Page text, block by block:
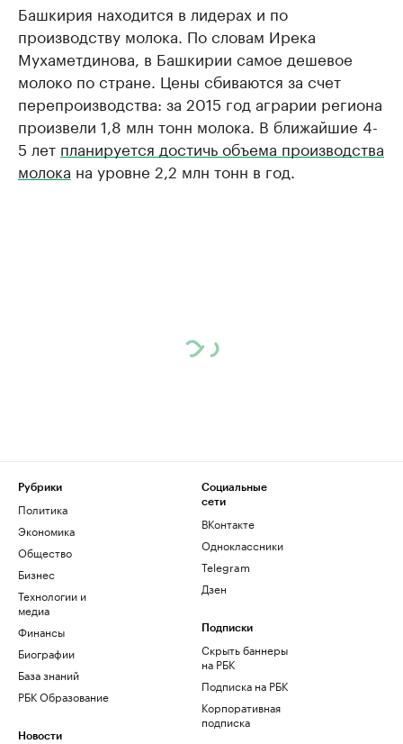
Башкирия находится в лидерах и по
производству молока. По словам Ирека
Мухаметдинова, в Башкирии самое дешевое
молоко по стране. Цены сбиваются за счет
перепроизводства: за 2015 год аграрии региона
произвели 1,8 млн тонн молока. В ближайшие 4-
5 лет планируется достичь объема производства
молока на уровне 2,2 млн тонн в год.
Рубрики
Политика
Экономика
Общество
Бизнес
Технологии и
медиа
Финансы
Биографии
База знаний
РБК Образование
Новости
Социальные
сети
ВКонтакте
Одноклассники
Telegram
Дзен
Подписки
Скрыть баннеры
на РБК
Подписка на РБК
Корпоративная
подписка